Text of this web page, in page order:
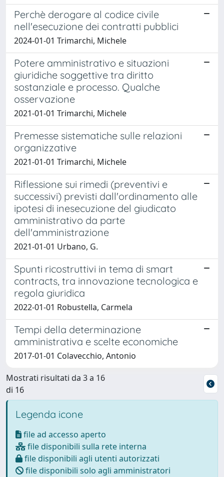
Perchè derogare al codice civile
nell'esecuzione dei contratti pubblici
2024-01-01 Trimarchi, Michele
Potere amministrativo e situazioni
giuridiche soggettive tra diritto
sostanziale e processo. Qualche
osservazione
2021-01-01 Trimarchi, Michele
Premesse sistematiche sulle relazioni
organizzative
2021-01-01 Trimarchi, Michele
Riflessione sui rimedi (preventivi e
successivi) previsti dall'ordinamento alle
ipotesi di inesecuzione del giudicato
amministrativo da parte
dell'amministrazione
2021-01-01 Urbano, G.
Spunti ricostruttivi in tema di smart
contracts, tra innovazione tecnologica e
regola giuridica
2022-01-01 Robustella, Carmela
Tempi della determinazione
amministrativa e scelte economiche
2017-01-01 Colavecchio, Antonio
Mostrati risultati da 3 a 16
di 16
Legenda icone
file ad accesso aperto
file disponibili sulla rete interna
file disponibili agli utenti autorizzati
file disponibili solo agli amministratori